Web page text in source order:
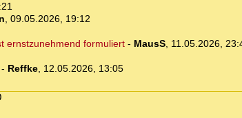
, 09.05.2026, 19:12
ernstzunehmend formuliert- MausS, 11.05.2026,
Reffke, 12.05.2026, 13:05